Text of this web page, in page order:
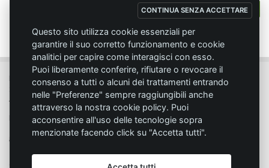
CONTINUA SENZA ACCETTARE
Questo sito utilizza cookie essenziali per
garantire il suo corretto funzionamento e cookie
analitici per capire come interagisci con esso.
Puoi liberamente conferire, rifiutare o revocare il
consenso a tutti o alcuni dei trattamenti entrando
nelle "Preferenze" sempre raggiungibili anche
attraverso la nostra cookie policy. Puoi
acconsentire all'uso delle tecnologie sopra
menzionate facendo click su "Accetta tutti".
MC SPORT MARKET LODI - Via del Lavoro, 14 - 26817 SAN MARTINO IN
STRADA (LO)
Tel. 0371.432774 - Fax 0371.432775 - Email:info@emmecisport.com
P.IVA 06749350150 - Iscriz. Trib. Lodi n° 4287 - C.C.I.A.A. n° 1122943
Privacy